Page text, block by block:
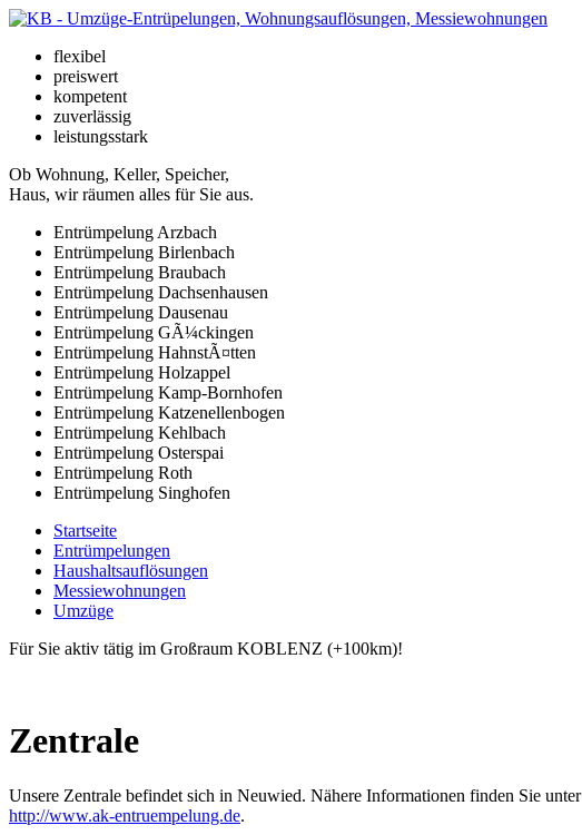
flexibel
preiswert
kompetent
zuverlässig
leistungsstark
Ob Wohnung, Keller, Speicher,
Haus, wir räumen alles für Sie aus.
Entrümpelung Arzbach
Entrümpelung Birlenbach
Entrümpelung Braubach
Entrümpelung Dachsenhausen
Entrümpelung Dausenau
Entrümpelung GÃ¼ckingen
Entrümpelung HahnstÃ¤tten
Entrümpelung Holzappel
Entrümpelung Kamp-Bornhofen
Entrümpelung Katzenellenbogen
Entrümpelung Kehlbach
Entrümpelung Osterspai
Entrümpelung Roth
Entrümpelung Singhofen
Startseite
Entrümpelungen
Haushaltsauflösungen
Messiewohnungen
Umzüge
Für Sie aktiv tätig im Großraum KOBLENZ (+100km)!
Zentrale
Unsere Zentrale befindet sich in Neuwied. Nähere Informationen finden Sie unter
http://www.ak-entruempelung.de.